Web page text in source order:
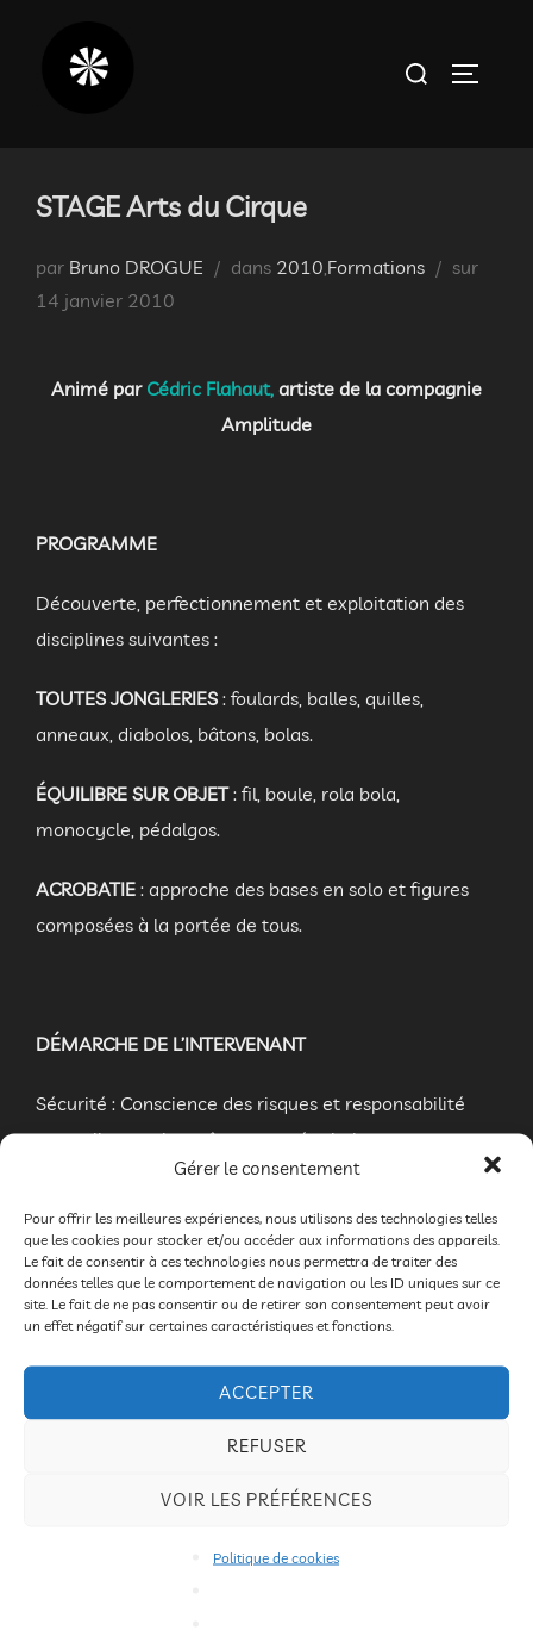
Gérer le consentement
Pour offrir les meilleures expériences, nous utilisons des technologies telles
que les cookies pour stocker et/ou accéder aux informations des appareils.
Le fait de consentir à ces technologies nous permettra de traiter des
données telles que le comportement de navigation ou les ID uniques sur ce
site. Le fait de ne pas consentir ou de retirer son consentement peut avoir
un effet négatif sur certaines caractéristiques et fonctions.
ACCEPTER
REFUSER
VOIR LES PRÉFÉRENCES
Politique de cookies
Rechercher :
STAGE Arts du Cirque
par Bruno DROGUE dans 2010 Formations surPublié
14 janvier 2010
Animé par Cédric Flahaut, artiste de la compagnie
Amplitude
PROGRAMME
Découverte, perfectionnement et exploitation des
disciplines suivantes :
TOUTES JONGLERIES : foulards, balles, quilles,
anneaux, diabolos, bâtons, bolas.
ÉQUILIBRE SUR OBJET: fil, boule, rola bola,
monocycle, pédalgos.
ACROBATIE : approche des bases en solo et figures
composées à la portée de tous.
DÉMARCHE DE L’INTERVENANT
Sécurité : Conscience des risques et responsabilité
mutuelle pour le maître mot: zéro bobo.
paramètres humains mis en œuvre dans la pratique
du cirque,
Prise en considération des différences de chacun, afin
de faire apparaître les qualités.
Rechercher la force de simplicité dans le rapport à
l’objet, grâce à la respiration, au mouvement, au
mime, ou encore à la voix.